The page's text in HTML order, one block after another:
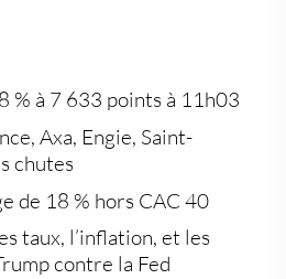
à Paris
sous tension
à noter
leurs recommandations
% à 7 633 points à 11h03
, Axa, Engie, Saint-
chutes
de 18 % hors CAC 40
taux, l’inflation, et les
contre la Fed